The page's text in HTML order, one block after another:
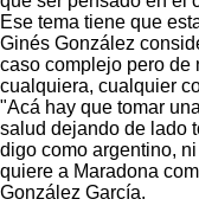
Ese tema tiene que
Ginés González
caso complejo pero de
cualquiera, cualquier
"Acá hay que tomar
salud dejando de lado
digo como argentino,
quiere a Maradona
González García.